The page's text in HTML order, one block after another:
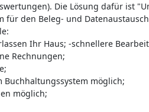
Die Lösung dafür ist
für den Beleg- und
Ihr Haus; -schnellere
Rechnungen;
Buchhaltungssystem möglich;
möglich;